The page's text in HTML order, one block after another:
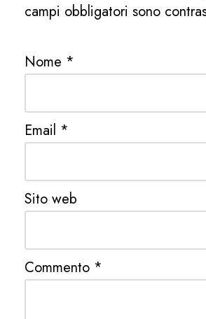
campi obbligatori sono
Nome *
Email *
Sito web
Commento *